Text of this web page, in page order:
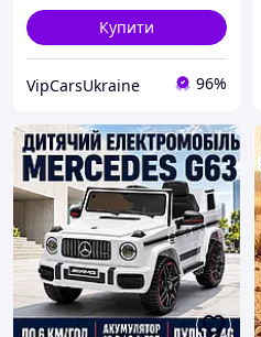
Купити
VipCarsUkraine 96%